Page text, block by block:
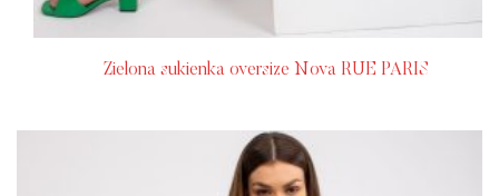
Zielona sukienka oversize Nova RUE PARIS